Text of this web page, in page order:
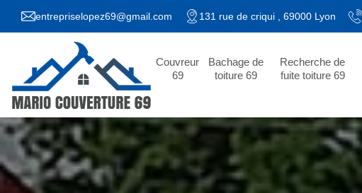
entrepriselopez69@gmail.com 131 rue de criqui , 69000 Lyon
Couvreur
69
Bachage de
toiture 69
Recherche de
fuite toiture 69